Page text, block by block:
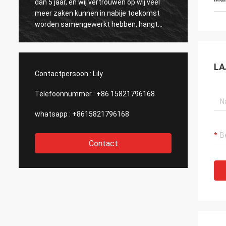
dan 5 jaar, en wij vertrouwen op wij veel
meer zaken kunnen in nabije toekomst
worden samengewerkt hebben, hangt
allen van de grote en efficiënte dienst van
por
Contactpersoon : Lily
Telefoonnummer : +86 15821796168
whatsapp : +8615821796168
Contact